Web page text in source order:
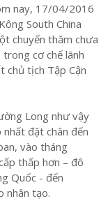
nay, 17/04/2016
South China
chuyến thăm chưa
cơ chế lãnh
chủ tịch Tập Cận
Long như vậy
đặt chân đến
vào tháng
thấp hơn – đô
Quốc - đến
nhân tạo.